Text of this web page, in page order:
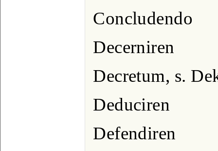
Concludendo
Decerniren
Decretum, s.
Deduciren
Defendiren